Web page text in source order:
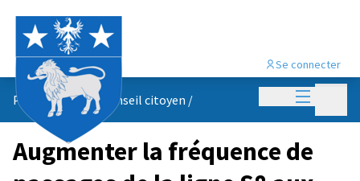
Menu
Se connecter
Propositions du conseil citoyen /
Augmenter la fréquence de